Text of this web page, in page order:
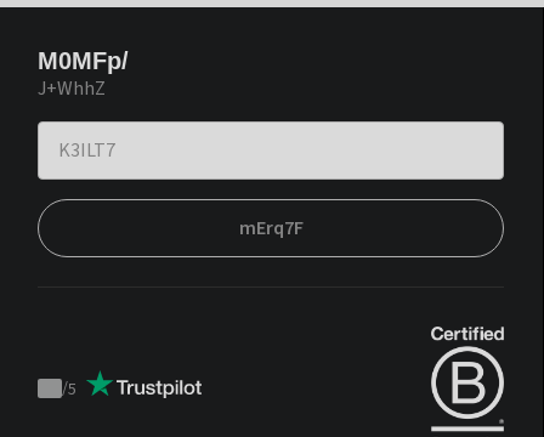
M0MFp/
J+WhhZ
mErq7F
Trustpilot
/5